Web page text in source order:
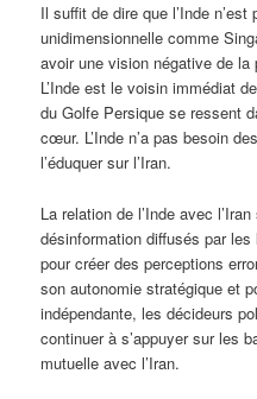
Il suffit de dire que l’Inde
unidimensionnelle comme
avoir une vision négative de la
L’Inde est le voisin immédiat
du Golfe Persique se ressent
cœur. L’Inde n’a pas besoin
l’éduquer sur l’Iran.
La relation de l’Inde avec
désinformation diffusés par
pour créer des perceptions
son autonomie stratégique et
indépendante, les décideurs
continuer à s’appuyer sur les
mutuelle avec l’Iran.